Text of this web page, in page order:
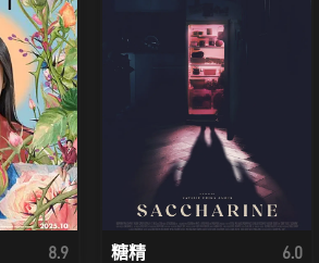
8.9 糖精 6.0